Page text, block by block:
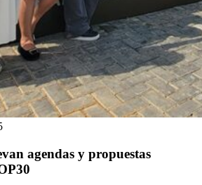
agendas y propuestas